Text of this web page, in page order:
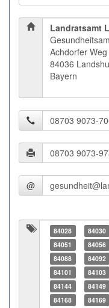
Landratsamt
Achdorfer
84036
Bayern
@
84028 84030
84051
84056
84088
84092
84101
84103
84144
84149
84168
84169